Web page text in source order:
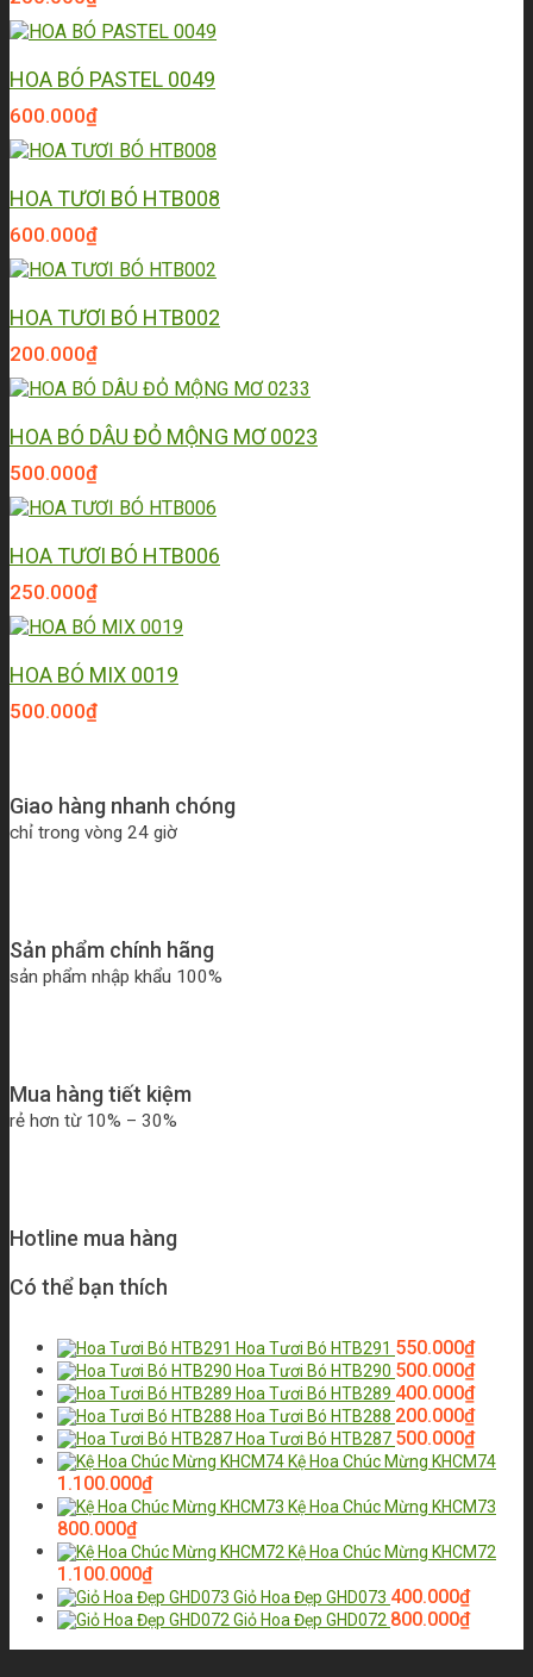
HOA BÓ PASTEL 0049
600.000₫
HOA TƯƠI BÓ HTB008
600.000₫
HOA TƯƠI BÓ HTB002
200.000₫
HOA BÓ DÂU ĐỎ MỘNG MƠ 0023
500.000₫
HOA TƯƠI BÓ HTB006
250.000₫
HOA BÓ MIX 0019
500.000₫
Giao hàng nhanh chóng
chỉ trong vòng 24 giờ
Sản phẩm chính hãng
sản phẩm nhập khẩu 100%
Mua hàng tiết kiệm
rẻ hơn từ 10% – 30%
Hotline mua hàng
Có thể bạn thích
Hoa Tươi Bó HTB291 550.000₫
Hoa Tươi Bó HTB290 500.000₫
Hoa Tươi Bó HTB289 400.000₫
Hoa Tươi Bó HTB288 200.000₫
Hoa Tươi Bó HTB287 500.000₫
Kệ Hoa Chúc Mừng KHCM74
1.100.000₫
Kệ Hoa Chúc Mừng KHCM73
800.000₫
Kệ Hoa Chúc Mừng KHCM72
1.100.000₫
Giỏ Hoa Đẹp GHD073 400.000₫
Giỏ Hoa Đẹp GHD072 800.000₫